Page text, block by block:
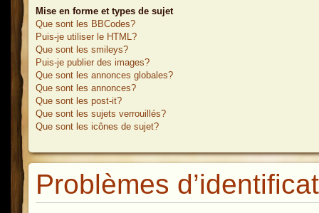
Mise en forme et types de sujet
Que sont les BBCodes?
Puis-je utiliser le HTML?
Que sont les smileys?
Puis-je publier des images?
Que sont les annonces globales?
Que sont les annonces?
Que sont les post-it?
Que sont les sujets verrouillés?
Que sont les icônes de sujet?
Problèmes